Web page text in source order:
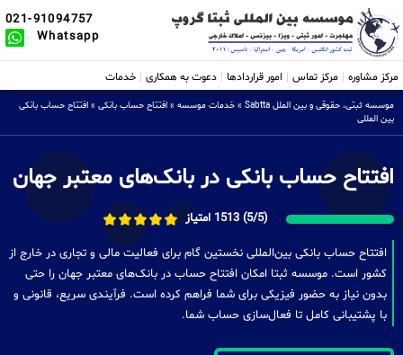
021-91094757
Whatsapp
مرکز مشاوره مرکز تماس امور قراردادها دعوت به همکاری خدمات
موسسه ثبتی، حقوقی و بین الملل Sabtta » خدمات موسسه » افتتاح حساب بانکی » افتتاح حساب بانکی
بین المللی
افتتاح حساب بانکی در بانک‌های معتبر جهان
(5/5) 1513 امتیاز
افتتاح حساب بانکی بین‌المللی نخستین گام برای فعالیت مالی و تجاری در خارج از
کشور است. موسسه ثبتا امکان افتتاح حساب در بانک‌های معتبر جهان را حتی
بدون نیاز به حضور فیزیکی برای شما فراهم کرده است. فرآیندی سریع، قانونی و
با پشتیبانی کامل تا فعال‌سازی حساب شما.